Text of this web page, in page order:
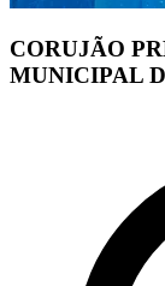
CORUJÃO
MUNICIPAL